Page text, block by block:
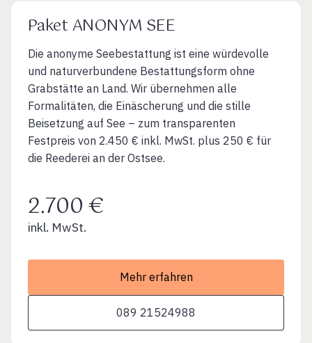
Paket ANONYM SEE
Die anonyme Seebestattung ist eine würdevolle
und naturverbundene Bestattungsform ohne
Grabstätte an Land. Wir übernehmen alle
Formalitäten, die Einäscherung und die stille
Beisetzung auf See – zum transparenten
Festpreis von 2.450 € inkl. MwSt. plus 250 € für
die Reederei an der Ostsee.
2.700 €
inkl. MwSt.
Mehr erfahren
089 21524988